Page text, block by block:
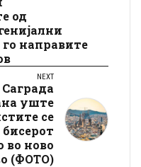
од
направите
NEXT
уште
се
во ново
(ФОТО)